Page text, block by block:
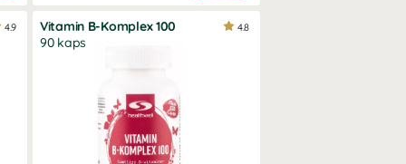
4.9
Vitamin B-Komplex 100
90 kaps
4.8